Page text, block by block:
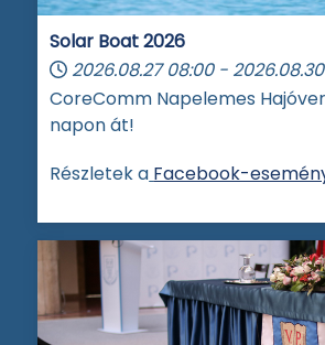
Solar Boat 2026
2026.08.27 08:00 - 2026.08.30
CoreComm Napelemes
napon át!
Részletek a Facebook-